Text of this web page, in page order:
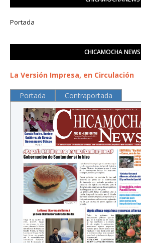
Portada
CHICAMOCHA NEWS
La Versión Impresa, en Circulación
Portada Contraportada